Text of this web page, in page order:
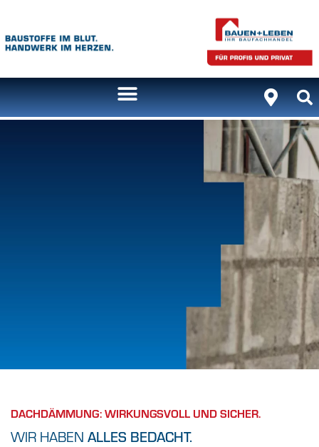
FÄNGT BEI UNS
GANZ OBEN AN.
DACHDÄMMUNG: WIRKUNGSVOLL UND SICHER.
WIR HABEN ALLES BEDACHT.